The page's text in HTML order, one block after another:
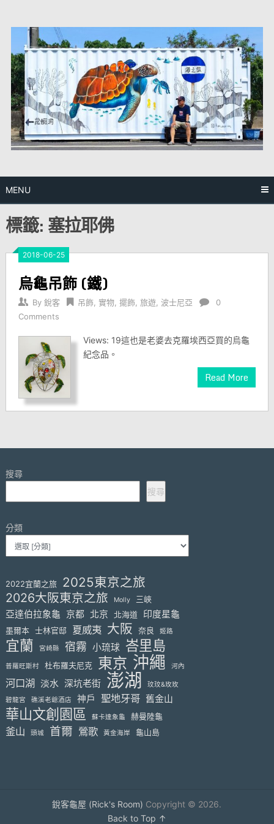
content
MENU
標籤:塞拉耶佛
2018-06-25
烏龜吊飾 (鐵)
By 銳客 吊飾, 實物, 擺飾, 旅遊, 波士尼亞
0
Comments
Views: 19這也是老婆去克羅埃西亞買的烏龜
紀念品。
Read More
搜尋
搜尋
分類
2022宜蘭之旅 2025東京之旅
2026大阪東京之旅 Molly 三峽
亞達伯拉象龜 京都 北京 北海道 印度星龜
墨爾本 士林官邸 夏威夷 大阪 奈良 姬路
宜蘭 宮崎縣 宿霧 小琉球 峇里島
普羅旺斯村 杜布羅夫尼克 東京 沖繩 河內
河口湖 淡水 深坑老街 澎湖
玟玟&玫玫
碧龍宮
礁溪老爺酒店 神戶 聖地牙哥 舊金山
華山文創園區 蘇卡達象龜 赫曼陸龜
釜山 頭城 首爾 鶯歌 黃金海岸 龜山島
銳客龜屋 (Rick's Room) Copyright © 2026.
Back to Top ↑